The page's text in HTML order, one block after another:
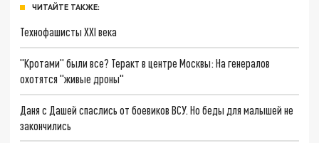
ЧИТАЙТЕ ТАКЖЕ:
Технофашисты XXI века
"Кротами" были все? Теракт в центре Москвы: На генералов
охотятся "живые дроны"
Даня с Дашей спаслись от боевиков ВСУ. Но беды для малышей не
закончились